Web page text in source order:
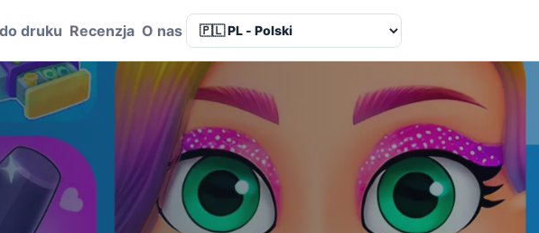
druku Recenzja O nas